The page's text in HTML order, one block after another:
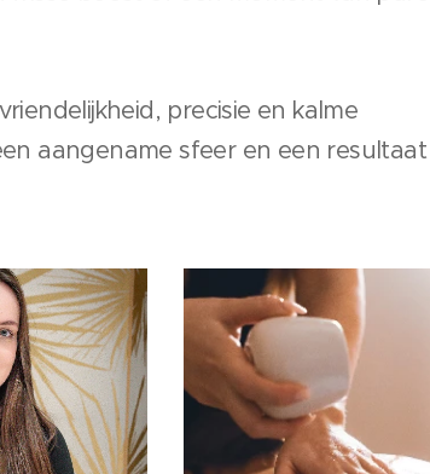
precisie en kalme
aangename sfeer en een resultaat